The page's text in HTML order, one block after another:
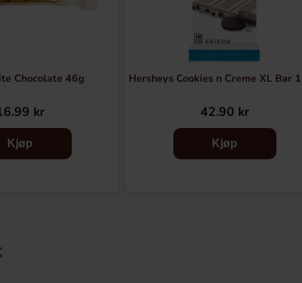
Chocolate 46g
kr
Kjøp
Hersheys Cookies n Creme XL Bar
42.90 kr
Kjøp